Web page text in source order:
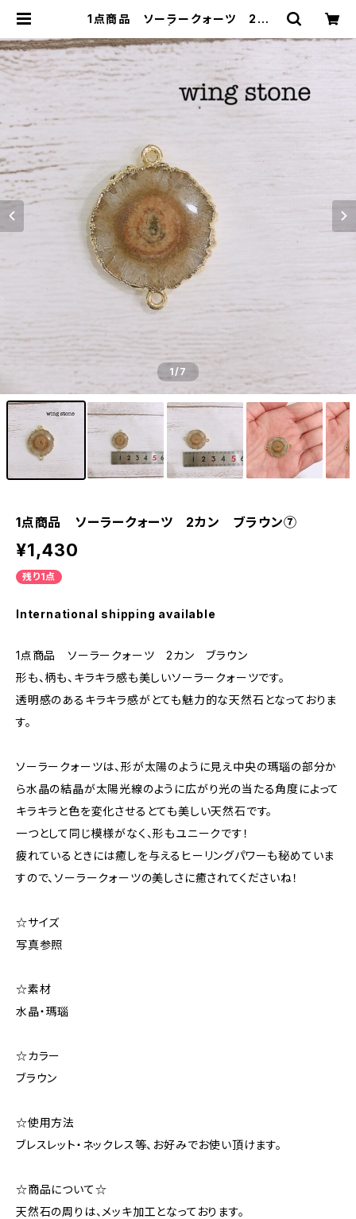
1点商品 ソーラークォーツ 2カ
ィングストーン
1/7
1点商品 ソーラークォーツ 2カン ブラウン⑦
¥1,430
残り1点
International shipping available
1点商品 ソーラークォーツ 2カン ブラウン
形も、柄も、キラキラ感も美しいソーラークォーツです。
透明感のあるキラキラ感がとても魅力的な天然石となっておりま
す。
ソーラークォーツは、形が太陽のように見え中央の瑪瑙の部分か
ら水晶の結晶が太陽光線のように広がり光の当たる角度によって
キラキラと色を変化させるとても美しい天然石です。
一つとして同じ模様がなく、形もユニークです！
疲れているときには癒しを与えるヒーリングパワーも秘めていま
すので、ソーラークォーツの美しさに癒されてくださいね！
☆サイズ
写真参照
☆素材
水晶・瑪瑙
☆カラー
ブラウン
☆使用方法
ブレスレット・ネックレス等、お好みでお使い頂けます。
☆商品について☆
天然石の周りは、メッキ加工となっております。